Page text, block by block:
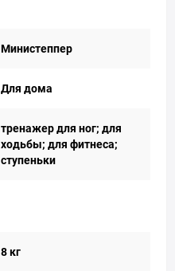
Министеппер
Для дома
тренажер для ног; для
ходьбы; для фитнеса;
ступеньки
8 кг